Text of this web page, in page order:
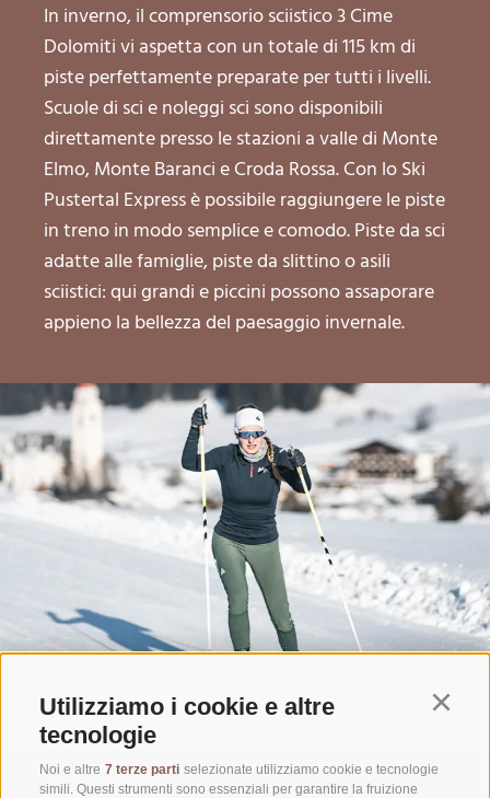
Utilizziamo i cookie e altre
tecnologie
Noi e altre 7 terze parti selezionate utilizziamo cookie e tecnologie
simili. Questi strumenti sono essenziali per garantire la fruizione
In inverno, il comprensorio sciistico 3 Cime
Dolomiti vi aspetta con un totale di 115 km di
piste perfettamente preparate per tutti i livelli.
Scuole di sci e noleggi sci sono disponibili
direttamente presso le stazioni a valle di Monte
Elmo, Monte Baranci e Croda Rossa. Con lo Ski
Pustertal Express è possibile raggiungere le piste
in treno in modo semplice e comodo. Piste da sci
adatte alle famiglie, piste da slittino o asili
sciistici: qui grandi e piccini possono assaporare
appieno la bellezza del paesaggio invernale.
SCI DI FONDO